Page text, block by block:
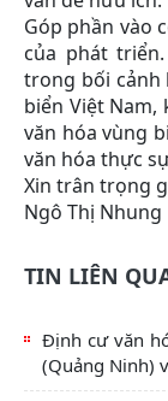
Góp phần vào
của phát
trong bối cảnh
biển Việt
văn hóa vùng
văn hóa thực
Xin trân trọng
Ngô Thị Nhung
TIN LIÊN
Định cư văn
(Quảng Ninh)